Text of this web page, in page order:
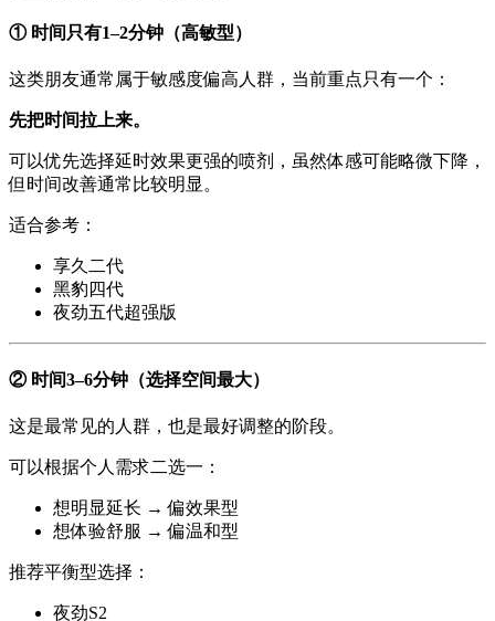
① 时间只有1–2分钟（高敏型）
这类朋友通常属于敏感度偏高人群，当前重点只有一个：
先把时间拉上来。
可以优先选择延时效果更强的喷剂，虽然体感可能略微下降，
但时间改善通常比较明显。
适合参考：
享久二代
黑豹四代
夜劲五代超强版
② 时间3–6分钟（选择空间最大）
这是最常见的人群，也是最好调整的阶段。
可以根据个人需求二选一：
想明显延长 → 偏效果型
想体验舒服 → 偏温和型
推荐平衡型选择：
夜劲S2